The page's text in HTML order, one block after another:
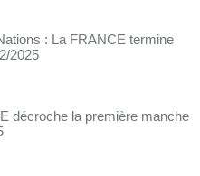
: La FRANCE termine
2025
décroche la première manche